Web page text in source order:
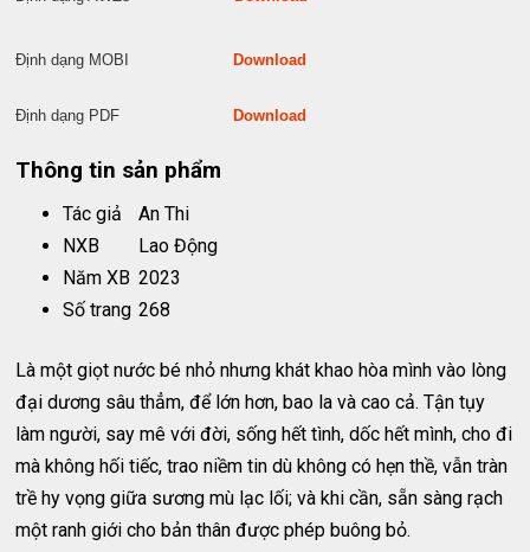
Định dạng MOBI Download
Định dạng PDF Download
Thông tin sản phẩm
Tác giả
An Thi
NXB
Lao Động
Năm XB 2023
Số trang 268
Là một giọt nước bé nhỏ nhưng khát khao hòa mình vào lòng
đại dương sâu thẳm, để lớn hơn, bao la và cao cả. Tận tụy
làm người, say mê với đời, sống hết tình, dốc hết mình, cho đi
mà không hối tiếc, trao niềm tin dù không có hẹn thề, vẫn tràn
trề hy vọng giữa sương mù lạc lối; và khi cần, sẵn sàng rạch
một ranh giới cho bản thân được phép buông bỏ.